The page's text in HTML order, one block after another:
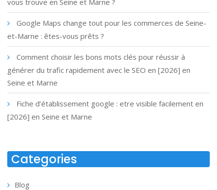
Google Maps change tout pour les commerces de Seine-
et-Marne : êtes-vous prêts ?
Comment choisir les bons mots clés pour réussir à
générer du trafic rapidement avec le SEO en [2026] en
Seine et Marne
Fiche d’établissement google : etre visible facilement en
[2026] en Seine et Marne
Categories
Blog